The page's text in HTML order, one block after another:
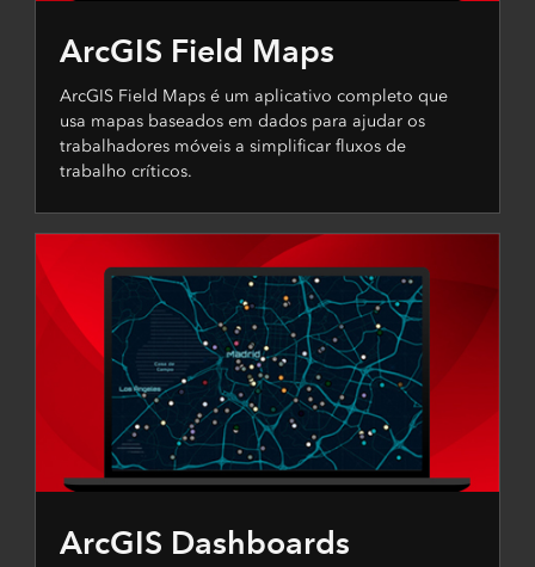
ArcGIS Field Maps
ArcGIS Field Maps é um aplicativo completo que
usa mapas baseados em dados para ajudar os
trabalhadores móveis a simplificar fluxos de
trabalho críticos.
ArcGIS Dashboards